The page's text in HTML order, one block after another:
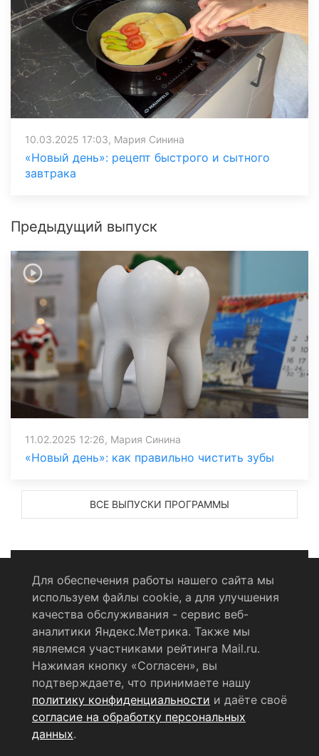
10.03.2025 17:03, Мария Синина
«Новый день»: рецепт быстрого и сытного
завтрака
Предыдущий выпуск
11.02.2025 12:26, Мария Синина
«Новый день»: как правильно чистить зубы
ВСЕ ВЫПУСКИ ПРОГРАММЫ
Политика конфиденциальности
Согласие на обработку персональных данных
RSS-лента
© 2004 - 2026 Сетевое издание Щёлковское ТВ.
Свидетельство о регистрации СМИ
ЭЛ № ФС 77 - 79754 от 07.12.2020 г.
Для обеспечения работы нашего сайта мы
используем файлы cookie, а для улучшения
качества обслуживания - сервис веб-
аналитики Яндекс.Метрика. Также мы
являемся участниками рейтинга Mail.ru.
Нажимая кнопку «Согласен», вы
подтверждаете, что принимаете нашу
политику конфиденциальности и даёте своё
согласие на обработку персональных
данных.